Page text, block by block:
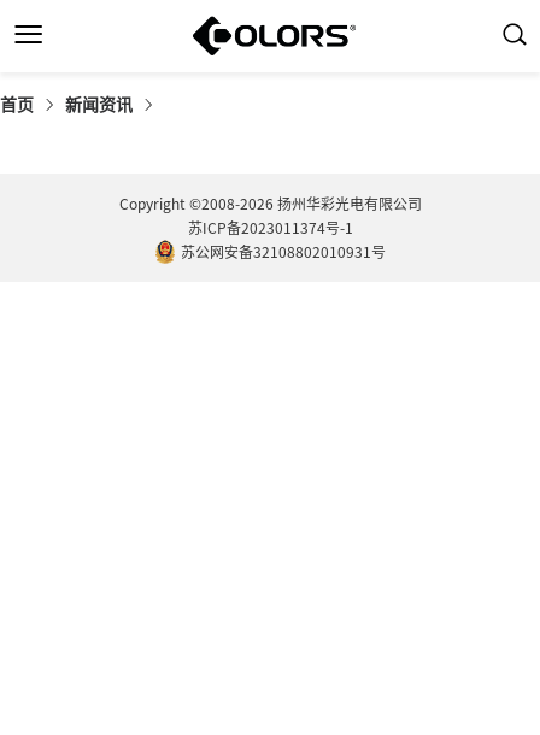
首页 新闻资讯
Copyright ©2008-2026 扬州华彩光电有限公司
苏ICP备2023011374号-1
苏公网安备32108802010931号